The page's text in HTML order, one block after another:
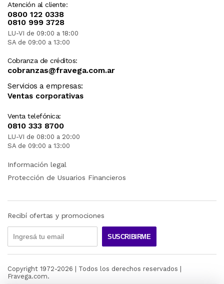
Atención al cliente:
0800 122 0338
0810 999 3728
LU-VI de 09:00 a 18:00
SA de 09:00 a 13:00
Cobranza de créditos:
cobranzas@fravega.com.ar
Servicios a empresas:
Ventas corporativas
Venta telefónica:
0810 333 8700
LU-VI de 08:00 a 20:00
SA de 09:00 a 13:00
Información legal
Protección de Usuarios Financieros
Recibí ofertas y promociones
SUSCRIBIRME
Copyright 1972-2026 | Todos los derechos reservados |
Fravega.com.